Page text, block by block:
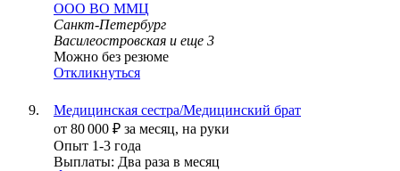
ООО ВО ММЦ
Санкт-Петербург
Василеостровская и еще 3
Можно без резюме
Откликнуться
Медицинская сестра/Медицинский брат
от 80 000 ₽ за месяц, на руки
Опыт 1-3 года
Выплаты: Два раза в месяц